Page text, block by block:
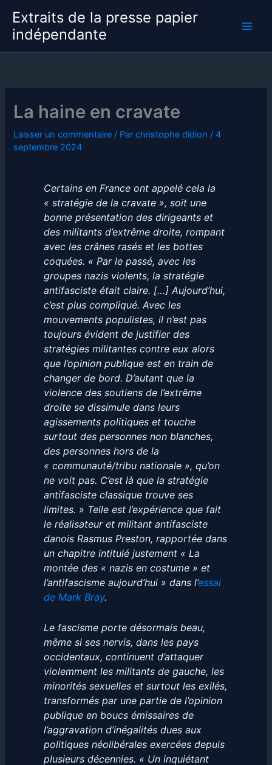
contenu
Extraits de la presse papier
indépendante
La haine en cravate
Laisser un commentaire / Parchristophe didion /4
septembre 2024
Certains en France ont appelé cela la
« stratégie de la cravate », soit une
bonne présentation des dirigeants et
des militants d’extrême droite, rompant
avec les crânes rasés et les bottes
coquées. « Par le passé, avec les
groupes nazis violents, la stratégie
antifasciste était claire. […] Aujourd’hui,
c’est plus compliqué. Avec les
mouvements populistes, il n’est pas
toujours évident de justifier des
stratégies militantes contre eux alors
que l’opinion publique est en train de
changer de bord. D’autant que la
violence des soutiens de l’extrême
droite se dissimule dans leurs
agissements politiques et touche
surtout des personnes non blanches,
des personnes hors de la
« communauté/tribu nationale », qu’on
ne voit pas. C’est là que la stratégie
antifasciste classique trouve ses
limites. » Telle est l’expérience que fait
le réalisateur et militant antifasciste
danois Rasmus Preston, rapportée dans
un chapitre intitulé justement « La
montée des « nazis en costume » et
l’antifascisme aujourd’hui » dans l’essai
de Mark Bray.
Le fascisme porte désormais beau,
même si ses nervis, dans les pays
occidentaux, continuent d’attaquer
violemment les militants de gauche, les
minorités sexuelles et surtout les exilés,
transformés par une partie de l’opinion
publique en boucs émissaires de
l’aggravation d’inégalités dues aux
politiques néolibérales exercées depuis
plusieurs décennies. « Un inquiétant